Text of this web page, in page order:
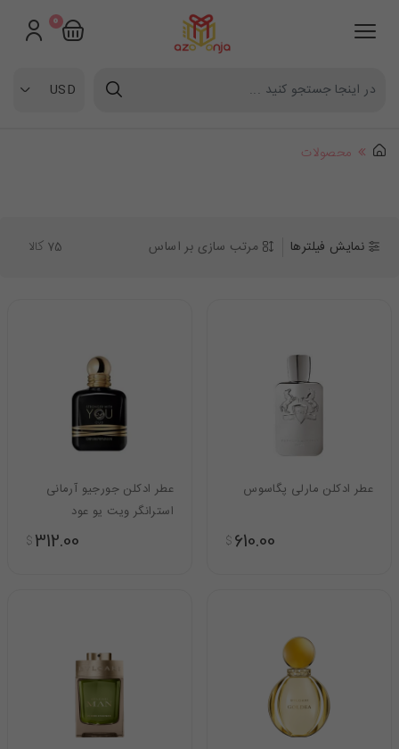
0
بستن USD
محصولات
نمایش فیلترها مرتب سازی بر اساس 75 کالا
عطر ادکلن مارلی پگاسوس
$ 610.00
عطر ادکلن جورجیو آرمانی
استرانگر ویت یو عود
$ 312.00